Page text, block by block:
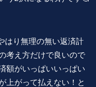
はり無理の無い返済計
考え方だけで良いので
額がいっぱいいっぱい
上がって払えない！と